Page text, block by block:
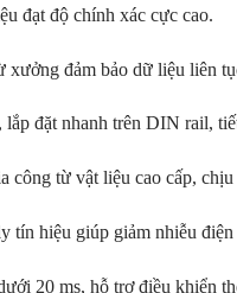
đạt độ chính xác cực cao.
xưởng đảm bảo dữ liệu liên
lắp đặt nhanh trên DIN rail,
công từ vật liệu cao cấp,
tín hiệu giúp giảm nhiễu
20 ms, hỗ trợ điều khiển